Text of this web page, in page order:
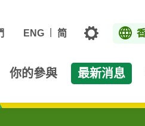
ENG 简 主題
你的參與 最新消息